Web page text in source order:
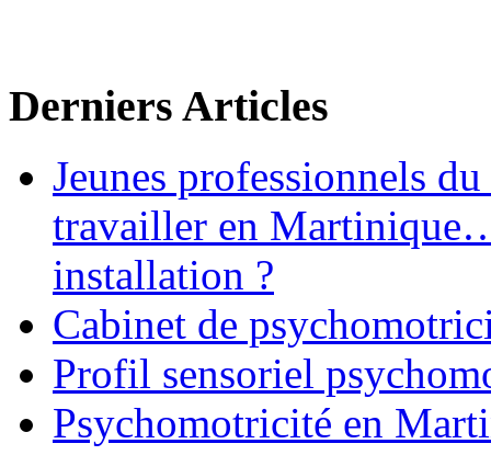
Derniers Articles
Jeunes professionnels
travailler en
installation ?
Cabinet de
Profil sensoriel
Psychomotricité en